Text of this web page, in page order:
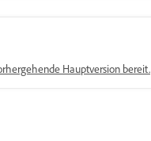
Hauptversion bereit.